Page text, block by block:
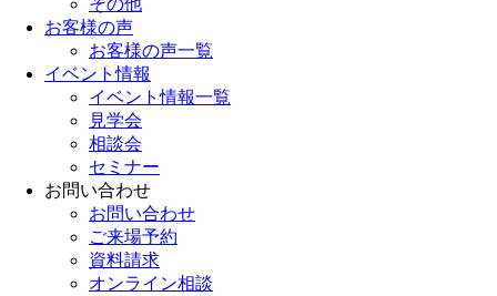
その他
お客様の声
お客様の声一覧
イベント情報
イベント情報一覧
見学会
相談会
セミナー
お問い合わせ
お問い合わせ
ご来場予約
資料請求
オンライン相談